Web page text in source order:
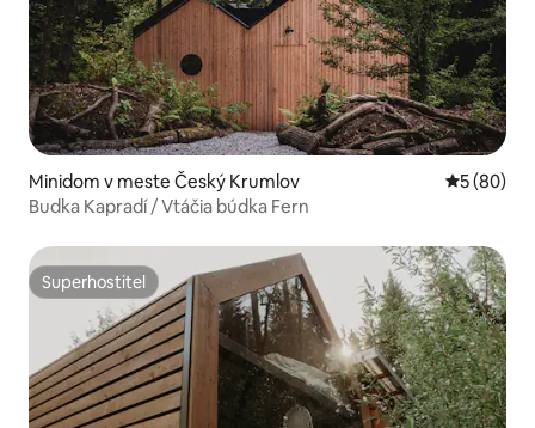
Minidom v meste Český Krumlov
5 (80)
Budka Kapradí / Vtáčia búdka Fern
Superhostiteľ
Superhostiteľ